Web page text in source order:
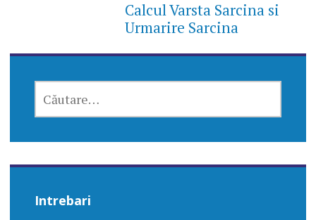
Calcul Varsta Sarcina si
Urmarire Sarcina
DUPĂ:
Intrebari